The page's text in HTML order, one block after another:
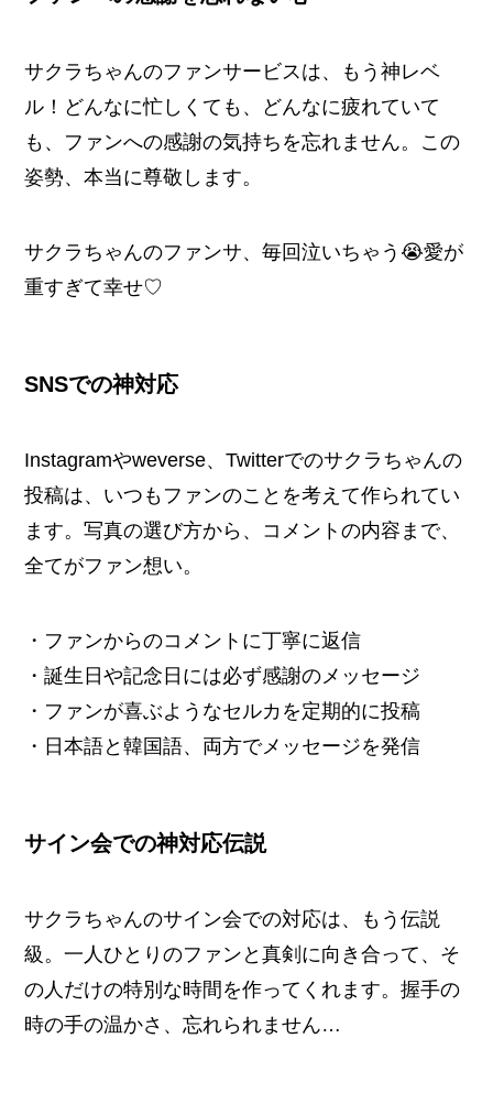
サクラちゃんのファンサービスは、もう神レベ
ル！どんなに忙しくても、どんなに疲れていて
も、ファンへの感謝の気持ちを忘れません。この
姿勢、本当に尊敬します。
サクラちゃんのファンサ、毎回泣いちゃう😭愛が
重すぎて幸せ♡
SNSでの神対応
Instagramやweverse、Twitterでのサクラちゃんの
投稿は、いつもファンのことを考えて作られてい
ます。写真の選び方から、コメントの内容まで、
全てがファン想い。
・ファンからのコメントに丁寧に返信
・誕生日や記念日には必ず感謝のメッセージ
・ファンが喜ぶようなセルカを定期的に投稿
・日本語と韓国語、両方でメッセージを発信
サイン会での神対応伝説
サクラちゃんのサイン会での対応は、もう伝説
級。一人ひとりのファンと真剣に向き合って、そ
の人だけの特別な時間を作ってくれます。握手の
時の手の温かさ、忘れられません…